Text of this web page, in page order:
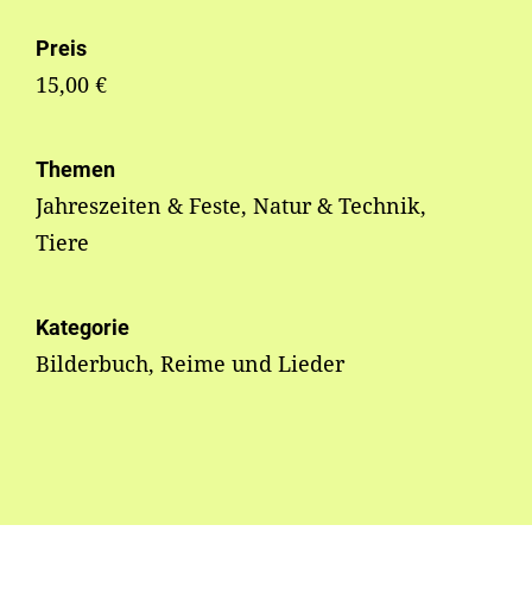
Preis
15,00 €
Themen
Jahreszeiten & Feste, Natur & Technik,
Tiere
Kategorie
Bilderbuch, Reime und Lieder